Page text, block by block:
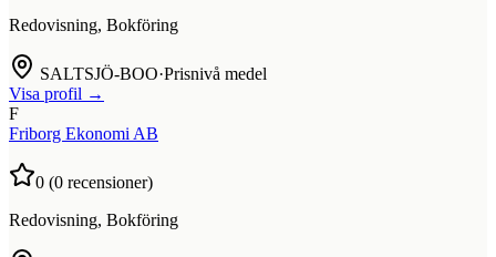
Redovisning, Bokföring
SALTSJÖ-BOO·Prisnivå medel
Visa profil →
F
Friborg Ekonomi AB
0 (0 recensioner)
Redovisning, Bokföring